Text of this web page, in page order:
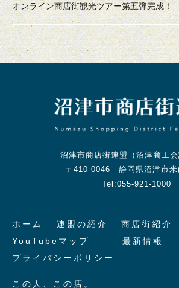
オンライン商店街観光ツアー第五弾完成！
沼津市商店街連盟（沼津商工会
〒410-0046 静岡県沼津市米
Tel:055-921-1000
ホーム 連盟の紹介 商店街紹介
YouTubeマップ
最新情報
プライバシーポリシー
この人、この店。